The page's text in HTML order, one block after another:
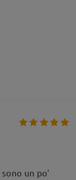
un po'